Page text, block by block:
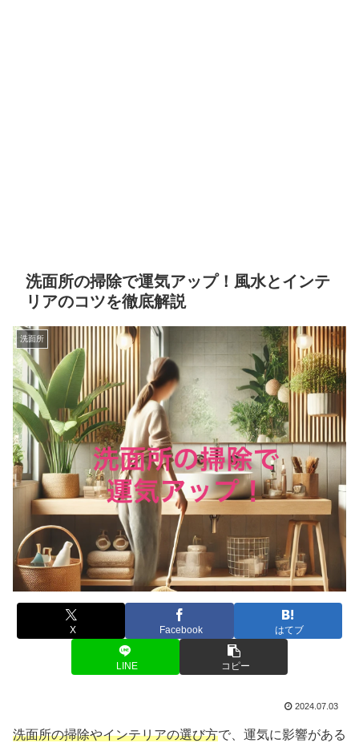
洗面所の掃除で運気アップ！風水とインテ
リアのコツを徹底解説
洗面所
X Facebook はてブ
LINE コピー
2024.07.03
洗面所の掃除やインテリアの選び方で、運気に影響がある